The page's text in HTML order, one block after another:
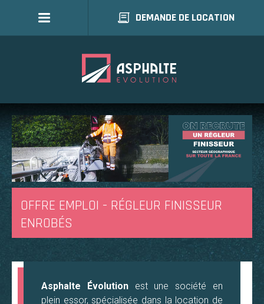
DEMANDE DE LOCATION
OFFRE EMPLOI - RÉGLEUR FINISSEUR
ENROBÉS
Asphalte Évolutionest une société en
plein essor, spécialisée dans la location de